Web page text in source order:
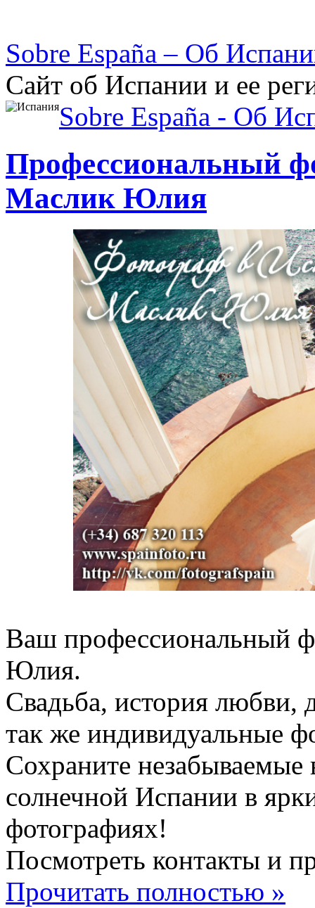
Sobre España – Об
Сайт об Испании и ее
Sobre España - Об
Профессиональный
Маслик Юлия
Ваш профессиональный
Юлия.
Свадьба, история любви,
так же индивидуальные
Сохраните незабываемые
солнечной Испании в
фотографиях!
Посмотреть контакты и
Прочитать полностью »